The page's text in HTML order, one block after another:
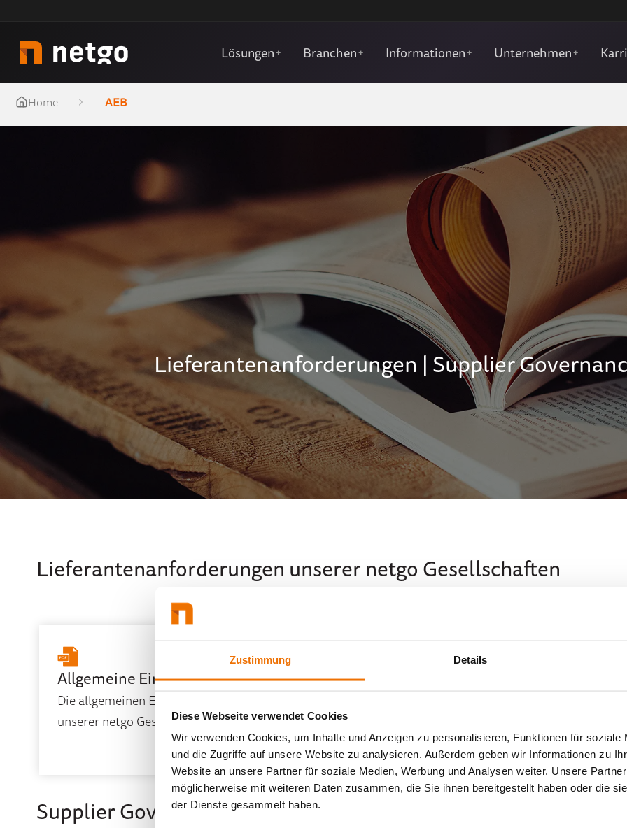
Zustimmung Details
Diese Webseite verwendet Cookies
Wir verwenden Cookies, um Inhalte und Anzeigen zu personalisieren, Funktionen für soziale
und die Zugriffe auf unsere Website zu analysieren. Außerdem geben wir Informationen zu
Website an unsere Partner für soziale Medien, Werbung und Analysen weiter. Unsere
möglicherweise mit weiteren Daten zusammen, die Sie ihnen bereitgestellt haben oder die
der Dienste gesammelt haben.
Lösungen+ Branchen+ Informationen+ Unternehmen+
Home AEB
Lieferantenanforderungen | Supplier
Lieferantenanforderungen unserer netgo Gesellschaften
Allgemeine Einkaufsbedingungen
Die allgemeinen Einkaufsbedingungen
unserer netgo Gesellschaften
Code of Conduct
Supplier Governance of our netgo companies